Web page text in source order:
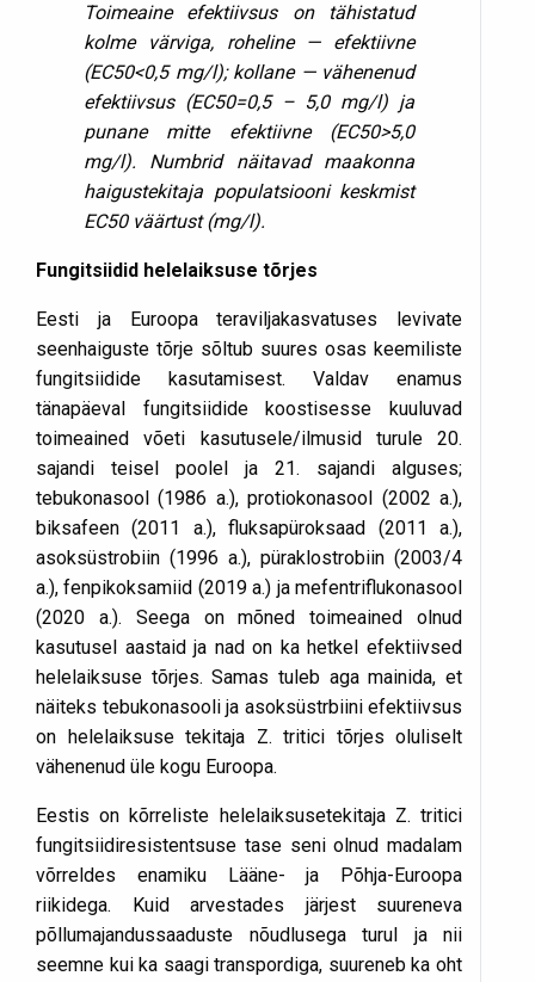
Toimeaine efektiivsus on tähistatud
kolme värviga, roheline — efektiivne
(EC50<0,5 mg/l); kollane — vähenenud
efektiivsus (EC50=0,5 – 5,0 mg/l) ja
punane mitte efektiivne (EC50>5,0
mg/l). Numbrid näitavad maakonna
haigustekitaja populatsiooni keskmist
EC50 väärtust (mg/l).
Fungitsiidid helelaiksuse tõrjes
Eesti ja Euroopa teraviljakasvatuses levivate
seenhaiguste tõrje sõltub suures osas keemiliste
fungitsiidide kasutamisest. Valdav enamus
tänapäeval fungitsiidide koostisesse kuuluvad
toimeained võeti kasutusele/ilmusid turule 20.
sajandi teisel poolel ja 21. sajandi alguses;
tebukonasool (1986 a.), protiokonasool (2002 a.),
biksafeen (2011 a.), fluksapüroksaad (2011 a.),
asoksüstrobiin (1996 a.), püraklostrobiin (2003/4
a.), fenpikoksamiid (2019 a.) ja mefentriflukonasool
(2020 a.). Seega on mõned toimeained olnud
kasutusel aastaid ja nad on ka hetkel efektiivsed
helelaiksuse tõrjes. Samas tuleb aga mainida, et
näiteks tebukonasooli ja asoksüstrbiini efektiivsus
on helelaiksuse tekitaja Z. tritici tõrjes oluliselt
vähenenud üle kogu Euroopa.
Eestis on kõrreliste helelaiksusetekitaja Z. tritici
fungitsiidiresistentsuse tase seni olnud madalam
võrreldes enamiku Lääne- ja Põhja-Euroopa
riikidega. Kuid arvestades järjest suureneva
põllumajandussaaduste nõudlusega turul ja nii
seemne kui ka saagi transpordiga, suureneb ka oht